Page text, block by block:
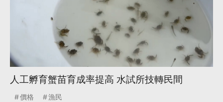
人工孵育蟹苗育成率提高 水試所技轉民間
價格 漁民